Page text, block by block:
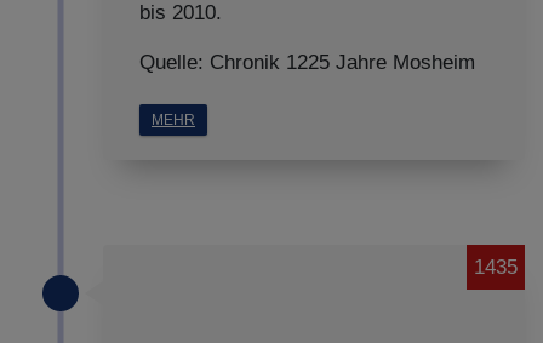
bis 2010.
Quelle: Chronik 1225 Jahre Mosheim
MEHR
1435